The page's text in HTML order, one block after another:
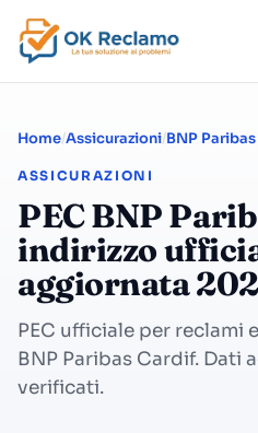
Home Assicurazioni BNP
ASSICURAZIONI
PEC BNP
indirizzo
aggiornata
PEC ufficiale per reclami
BNP Paribas Cardif. Dati
verificati.